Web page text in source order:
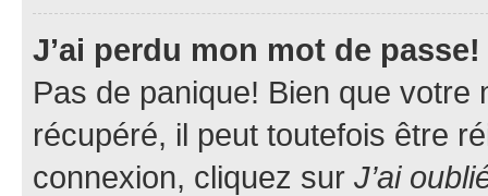
J’ai perdu mon mot de passe!
Pas de panique! Bien que
récupéré, il peut toutefois être
connexion, cliquez sur J’ai